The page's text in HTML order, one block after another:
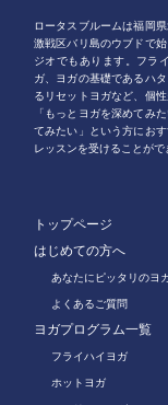
ロータスブルームは福岡
激戦区バリ島のウブドで
ジオでもあります。フラ
ガ、ヨガの基礎であるハ
るリセットヨガなど、個
「もっとヨガを深めてみ
てみたい」という方にお
レッスンを受けることがで
トップページ
はじめての方へ
あなたにピッタリのヨ
よくあるご質問
ヨガプログラム一覧
フライハイヨガ
ホットヨガ